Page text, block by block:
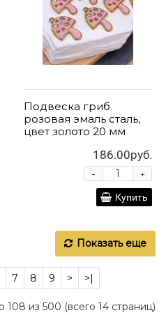
Подвеска гриб
розовая эмаль сталь,
цвет золото 20 мм
186.00руб.
+
-
Купить
Показать еще
7 8 9 > >|
108 из 500 (всего 14 страниц)